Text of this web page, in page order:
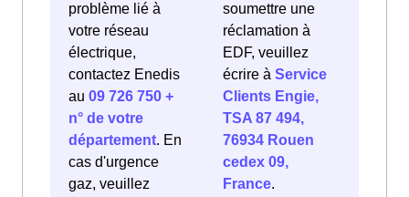
problème lié à
votre réseau
électrique,
contactez Enedis
au 09 726 750 +
n° de votre
département. En
cas d'urgence
gaz, veuillez
soumettre une
réclamation à
EDF, veuillez
écrire à Service
Clients Engie,
TSA 87 494,
76934 Rouen
cedex 09,
France.